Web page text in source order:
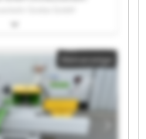
GmbH Omnibusverkehr
GmbH Omnibusverkehr
Grebe GmbH
GmbH Omnibusverkehr
Grebe GmbH
GmbH Omnibusverkehr
Grebe GmbH
GmbH Omnibusverkehr
Grebe GmbH
Kleinanzeige